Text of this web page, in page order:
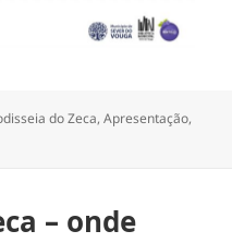
do Zeca,Apresentação,
– onde